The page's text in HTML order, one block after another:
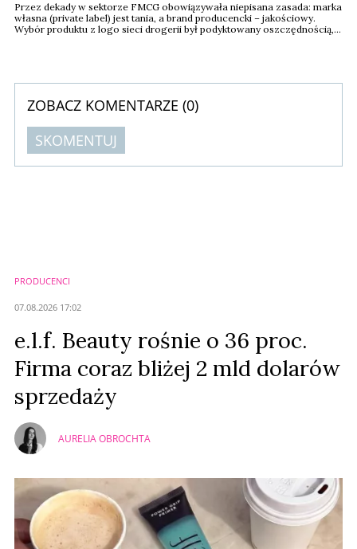
Przez dekady w sektorze FMCG obowiązywała niepisana zasada: marka
własna (private label) jest tania, a brand producencki – jakościowy.
Wybór produktu z logo sieci drogerii był podyktowany oszczędnością,
ZOBACZ KOMENTARZE (0)
SKOMENTUJ
PRODUCENCI
07.08.2026 17:02
e.l.f. Beauty rośnie o 36 proc.
Firma coraz bliżej 2 mld dolarów
sprzedaży
AURELIA OBROCHTA